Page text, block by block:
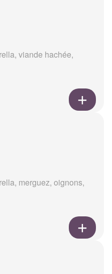
viande hachée,
merguez, oignons,